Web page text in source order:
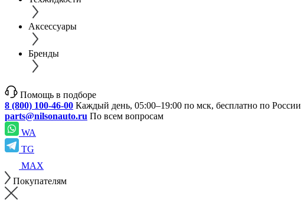
Аксессуары
Бренды
Помощь в подборе
8 (800) 100-46-00 Каждый день, 05:00–19:00 по мск, бесплатно по России
parts@nilsonauto.ru По всем вопросам
WA
TG
MAX
Покупателям